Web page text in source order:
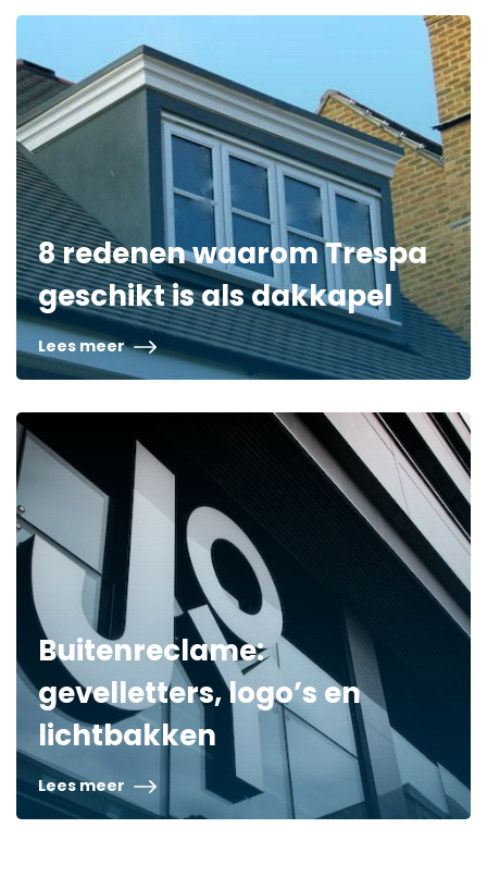
8 redenen waarom Trespa
geschikt is als dakkapel
Lees meer
Buitenreclame:
gevelletters, logo’s en
lichtbakken
Lees meer